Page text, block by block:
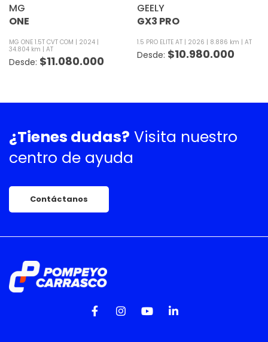
MG
ONE
MG ONE 1.5T CVT COM
2024
34.804 km
AT
$11.080.000
GEELY
GX3 PRO
1.5 PRO ELITE AT 2026 8.886 km AT
$10.980.000
¿Tienes dudas? Visita nuestro
centro de ayuda
Contáctanos